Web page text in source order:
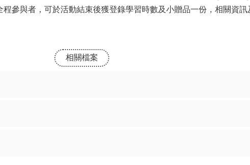
參與者，可於活動結束後獲登錄學習時數及小贈品一份，相關資
相關檔案